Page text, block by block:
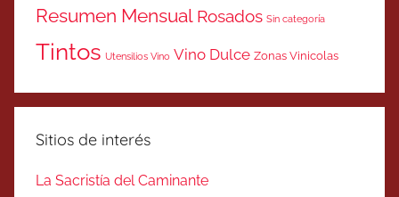
Resumen Mensual Rosados Sin categoría
Tintos Utensilios Vino Vino Dulce Zonas Vinicolas
Sitios de interés
La Sacristía del Caminante